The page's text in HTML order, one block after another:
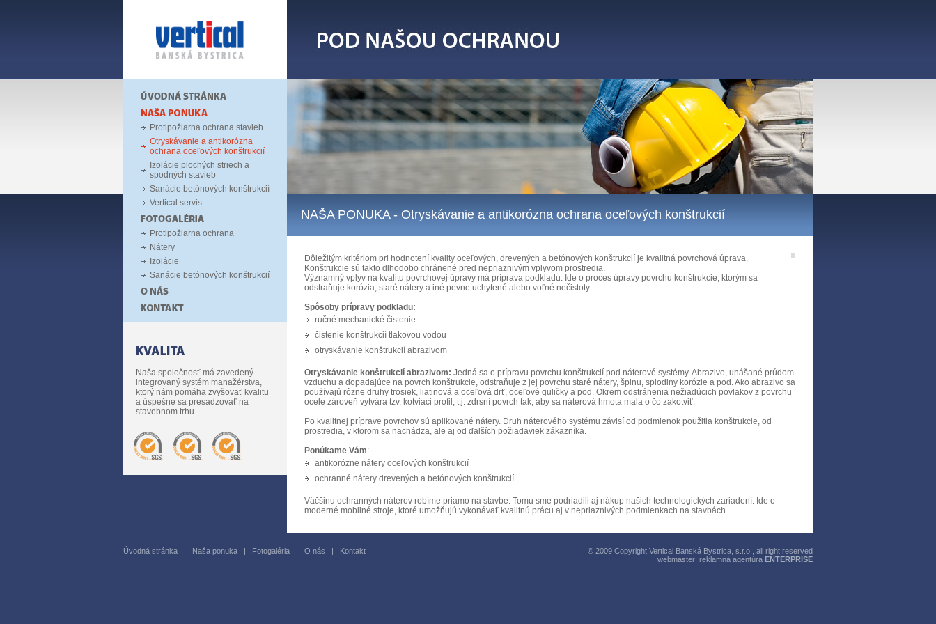
Protipožiarna ochrana stavieb
Otryskávanie a antikorózna
ochrana oceľových konštrukcií
Izolácie plochých striech a
spodných stavieb
Sanácie betónových konštrukcií
Vertical servis
Protipožiarna ochrana
Nátery
Izolácie
Sanácie betónových konštrukcií
Naša spoločnosť má zavedený
integrovaný systém manažérstva,
ktorý nám pomáha zvyšovať kvalitu
a úspešne sa presadzovať na
stavebnom trhu.
NAŠA PONUKA- Otryskávanie a antikorózna ochrana oceľových konštrukcií
Dôležitým kritériom pri hodnotení kvality oceľových, drevených a betónových konštrukcií je kvalitná povrchová úprava.
Konštrukcie sú takto dlhodobo chránené pred nepriaznivým vplyvom prostredia.
Významný vplyv na kvalitu povrchovej úpravy má príprava podkladu. Ide o proces úpravy povrchu konštrukcie, ktorým sa
odstraňuje korózia, staré nátery a iné pevne uchytené alebo voľné nečistoty.
Spôsoby prípravy podkladu:
ručné mechanické čistenie
čistenie konštrukcií tlakovou vodou
otryskávanie konštrukcií abrazivom
Otryskávanie konštrukcií abrazivom: Jedná sa o prípravu povrchu konštrukcií pod náterové systémy. Abrazivo, unášané prúdom
vzduchu a dopadajúce na povrch konštrukcie, odstraňuje z jej povrchu staré nátery, špinu, splodiny korózie a pod. Ako abrazivo sa
používajú rôzne druhy trosiek, liatinová a oceľová drť, oceľové guličky a pod. Okrem odstránenia nežiadúcich povlakov z povrchu
ocele zároveň vytvára tzv. kotviaci profil, t.j. zdrsní povrch tak, aby sa náterová hmota mala o čo zakotviť.
Po kvalitnej príprave povrchov sú aplikované nátery. Druh náterového systému závisí od podmienok použitia konštrukcie, od
prostredia, v ktorom sa nachádza, ale aj od ďalších požiadaviek zákazníka.
Ponúkame Vám:
antikorózne nátery oceľových konštrukcií
ochranné nátery drevených a betónových konštrukcií
Väčšinu ochranných náterov robíme priamo na stavbe. Tomu sme podriadili aj nákup našich technologických zariadení. Ide o
moderné mobilné stroje, ktoré umožňujú vykonávať kvalitnú prácu aj v nepriaznivých podmienkach na stavbách.
Úvodná stránka | Naša ponuka | Fotogaléria | O nás | Kontakt
© 2009 Copyright Vertical Banská Bystrica, s.r.o., all right reserved
webmaster: reklamná agentúra ENTERPRISE